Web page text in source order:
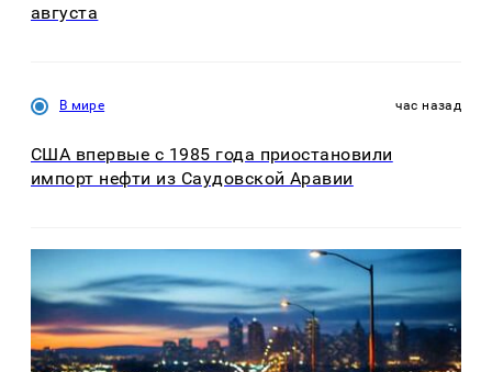
августа
В мире час назад
США впервые с 1985 года приостановили
импорт нефти из Саудовской Аравии